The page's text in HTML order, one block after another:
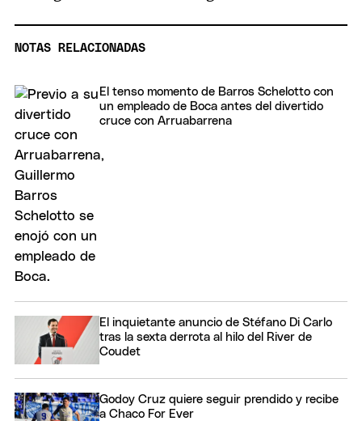
NOTAS RELACIONADAS
El tenso momento de Barros Schelotto con
un empleado de Boca antes del divertido
cruce con Arruabarrena
El inquietante anuncio de Stéfano Di Carlo
tras la sexta derrota al hilo del River de
Coudet
Godoy Cruz quiere seguir prendido y recibe
a Chaco For Ever